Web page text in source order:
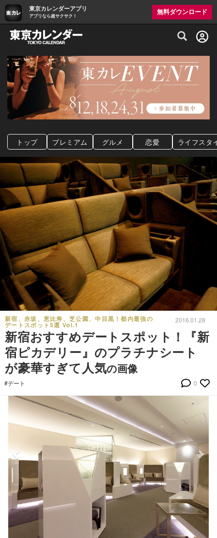
東京カレンダーアプリ
アプリなら超サクサク！
無料ダウンロード
グルメ情報・プレミアムレストラン予約
トップ プレミアム グルメ 恋愛 ライフスタ
新宿、赤坂、恵比寿、芝公園、中目黒！都内最強の
デートスポット5選 Vol.1
2016.01.28
新宿おすすめデートスポット！『新
宿ピカデリー』のプラチナシート
が豪華すぎて人気の画像
#デート 0